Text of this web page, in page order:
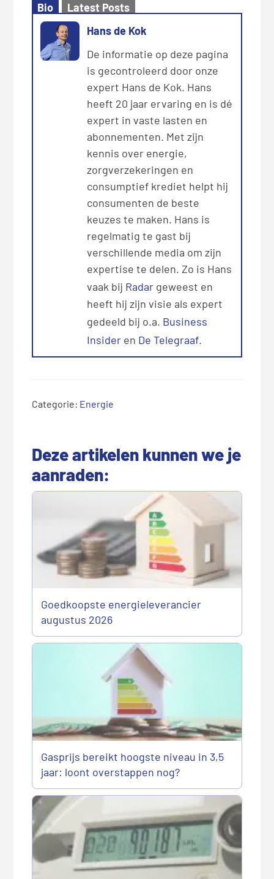
Bio
Latest Posts
Hans de Kok
De informatie op deze pagina
is gecontroleerd door onze
expert Hans de Kok. Hans
heeft 20 jaar ervaring en is dé
expert in vaste lasten en
abonnementen. Met zijn
kennis over energie,
zorgverzekeringen en
consumptief krediet helpt hij
consumenten de beste
keuzes te maken. Hans is
regelmatig te gast bij
verschillende media om zijn
expertise te delen. Zo is Hans
vaak bij Radar geweest en
heeft hij zijn visie als expert
gedeeld bij o.a. Business
Insider en De Telegraaf.
Categorie: Energie
Deze artikelen kunnen we je
aanraden:
Goedkoopste energieleverancier
augustus 2026
Gasprijs bereikt hoogste niveau in 3,5
jaar: loont overstappen nog?